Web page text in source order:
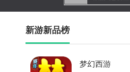
新游新品榜
梦幻西游